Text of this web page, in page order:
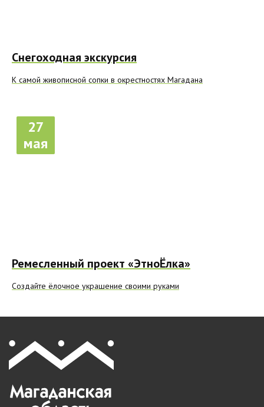
Снегоходная экскурсия
К самой живописной сопки в окрестностях Магадана
27
мая
Ремесленный проект «ЭтноЁлка»
Создайте ёлочное украшение своими руками